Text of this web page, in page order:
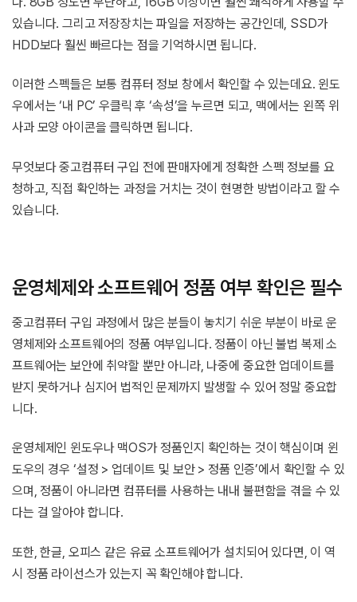
있습니다. 그리고 저장장치는 파일을 저장하는 공간인데, SSD가
HDD보다 훨씬 빠르다는 점을 기억하시면 됩니다.
이러한 스펙들은 보통 컴퓨터 정보 창에서 확인할 수 있는데요. 윈도
우에서는 ‘내 PC’ 우클릭 후 ‘속성’을 누르면 되고, 맥에서는 왼쪽 위
사과 모양 아이콘을 클릭하면 됩니다.
무엇보다 중고컴퓨터 구입 전에 판매자에게 정확한 스펙 정보를 요
청하고, 직접 확인하는 과정을 거치는 것이 현명한 방법이라고 할 수
있습니다.
운영체제와 소프트웨어 정품 여부 확인은 필수
중고컴퓨터 구입 과정에서 많은 분들이 놓치기 쉬운 부분이 바로 운
영체제와 소프트웨어의 정품 여부입니다. 정품이 아닌 불법 복제 소
프트웨어는 보안에 취약할 뿐만 아니라, 나중에 중요한 업데이트를
받지 못하거나 심지어 법적인 문제까지 발생할 수 있어 정말 중요합
니다.
운영체제인 윈도우나 맥OS가 정품인지 확인하는 것이 핵심이며 윈
도우의 경우 ‘설정 > 업데이트 및 보안 > 정품 인증’에서 확인할 수 있
으며, 정품이 아니라면 컴퓨터를 사용하는 내내 불편함을 겪을 수 있
다는 걸 알아야 합니다.
또한, 한글, 오피스 같은 유료 소프트웨어가 설치되어 있다면, 이 역
시 정품 라이선스가 있는지 꼭 확인해야 합니다.